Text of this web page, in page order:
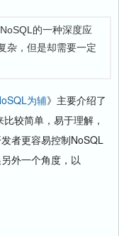
的一种深度应
杂，但是却需要一定
为辅》主要介绍了
较简单，易于理解，
者更容易控制NoSQL
外一个角度，以